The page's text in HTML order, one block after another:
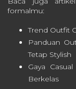
formalmu:
Trend Outfit
Panduan
Tetap Stylish
Gaya
Berkelas